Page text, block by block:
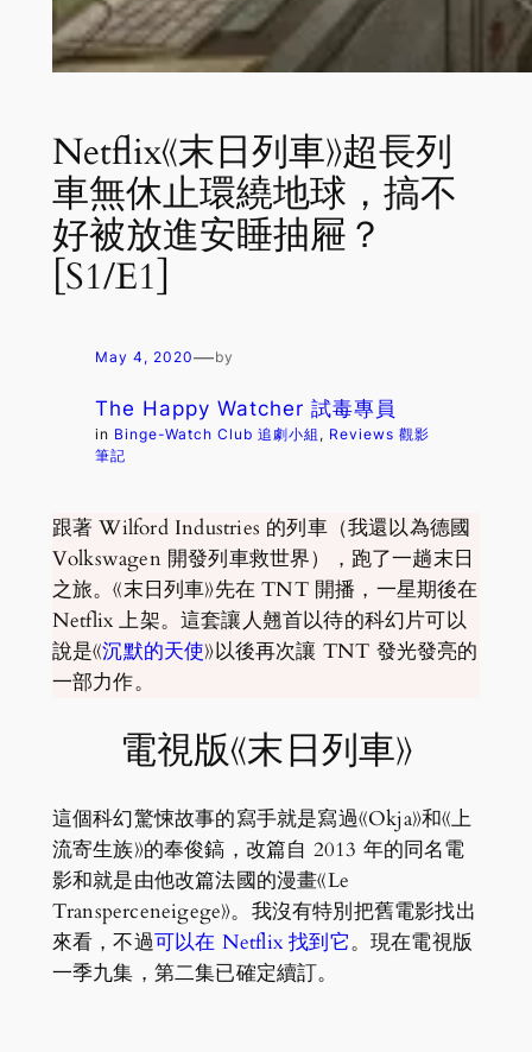
Netflix《末日列車》超長列
車無休止環繞地球，搞不
好被放進安睡抽屜？
[S1/E1]
May 4, 2020—by
The Happy Watcher 試毒專員
in Binge-Watch Club 追劇小組 , Reviews 觀影
筆記
跟著 Wilford Industries 的列車（我還以為德國
Volkswagen 開發列車救世界），跑了一趟末日
之旅。《末日列車》先在 TNT 開播，一星期後在
Netflix 上架。這套讓人翹首以待的科幻片可以
說是《沉默的天使》以後再次讓 TNT 發光發亮的
一部力作。
電視版《末日列車》
這個科幻驚悚故事的寫手就是寫過《Okja》和《上
流寄生族》的奉俊鎬，改篇自 2013 年的同名電
影和就是由他改篇法國的漫畫《Le
Transperceneigege》。我沒有特別把舊電影找出
來看，不過可以在 Netflix 找到它。現在電視版
一季九集，第二集已確定續訂。